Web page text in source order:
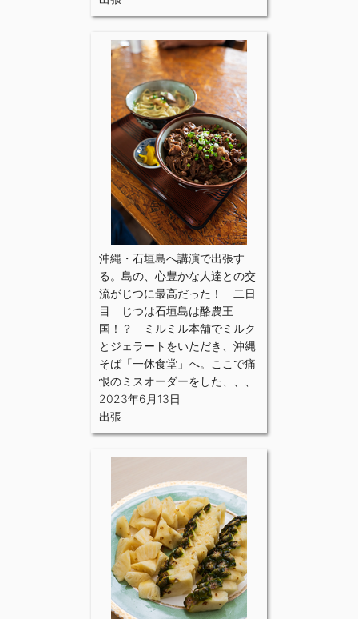
沖縄・石垣島へ講演で出張す
る。島の、心豊かな人達との交
流がじつに最高だった！ 二日
目 じつは石垣島は酪農王
国！？ ミルミル本舗でミルク
とジェラートをいただき、沖縄
そば「一休食堂」へ。ここで痛
恨のミスオーダーをした、、、
2023年6月13日
出張